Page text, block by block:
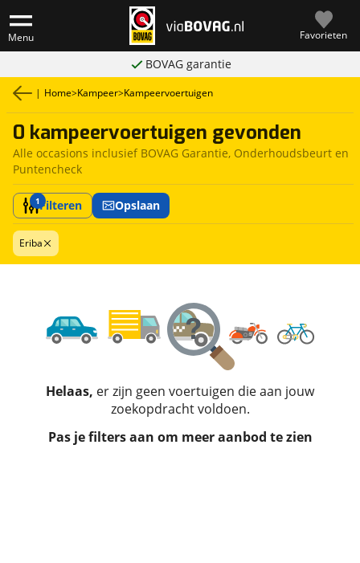
Menu Favorieten
BOVAG garantie
| Home>Kampeer>Kampeervoertuigen
0 kampeervoertuigen gevonden
Alle occasions inclusief BOVAG Garantie, Onderhoudsbeurt en
Puntencheck
1Filteren Opslaan
Eriba
Helaas, er zijn geen voertuigen die aan jouw
zoekopdracht voldoen.
Pas je filters aan om meer aanbod te zien